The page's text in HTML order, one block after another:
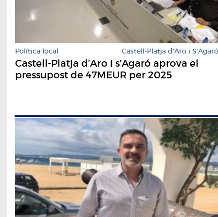
Política local Castell-Platja d'Aro i S'Agaró
Castell-Platja d’Aro i s’Agaró aprova el
pressupost de 47MEUR per 2025